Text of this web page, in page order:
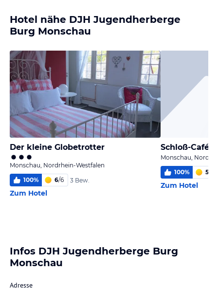
Hotel nähe DJH Jugendherberge
Burg Monschau
Der kleine Globetrotter
Monschau, Nordrhein-Westfalen
100% 6/6 3 Bew.
Zum Hotel
Schloß-Café
Monschau,
100% 5
Zum Hotel
Infos DJH Jugendherberge Burg
Monschau
Adresse